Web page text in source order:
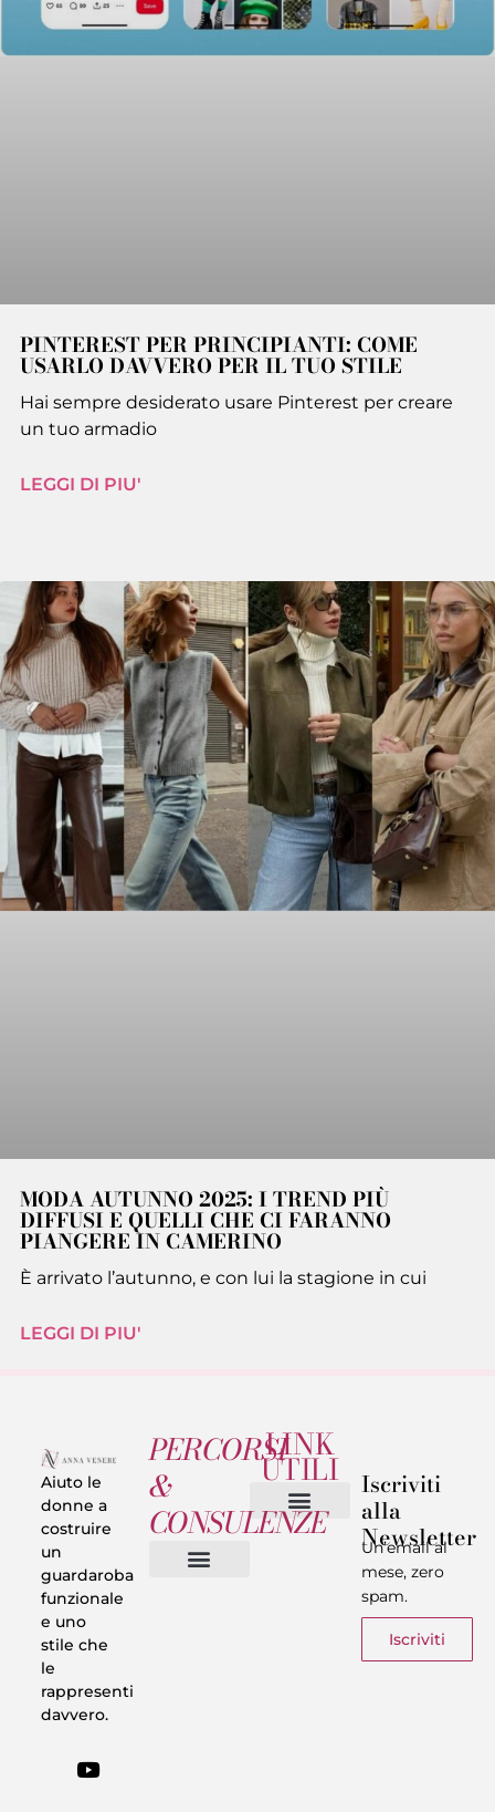
PINTEREST PER PRINCIPIANTI: COME
USARLO DAVVERO PER IL TUO STILE
Hai sempre desiderato usare Pinterest per creare
un tuo armadio
LEGGI DI PIU'
MODA AUTUNNO 2025: I TREND PIÙ
DIFFUSI E QUELLI CHE CI FARANNO
PIANGERE IN CAMERINO
È arrivato l’autunno, e con lui la stagione in cui
LEGGI DI PIU'
Aiuto le
donne a
costruire
un
guardaroba
funzionale
e uno
stile che
le
rappresenti
davvero.
PERCORSI
&
CONSULENZE
LINK
UTILI Iscriviti
alla
Newsletter
Un’email al
mese, zero
spam.
Iscriviti